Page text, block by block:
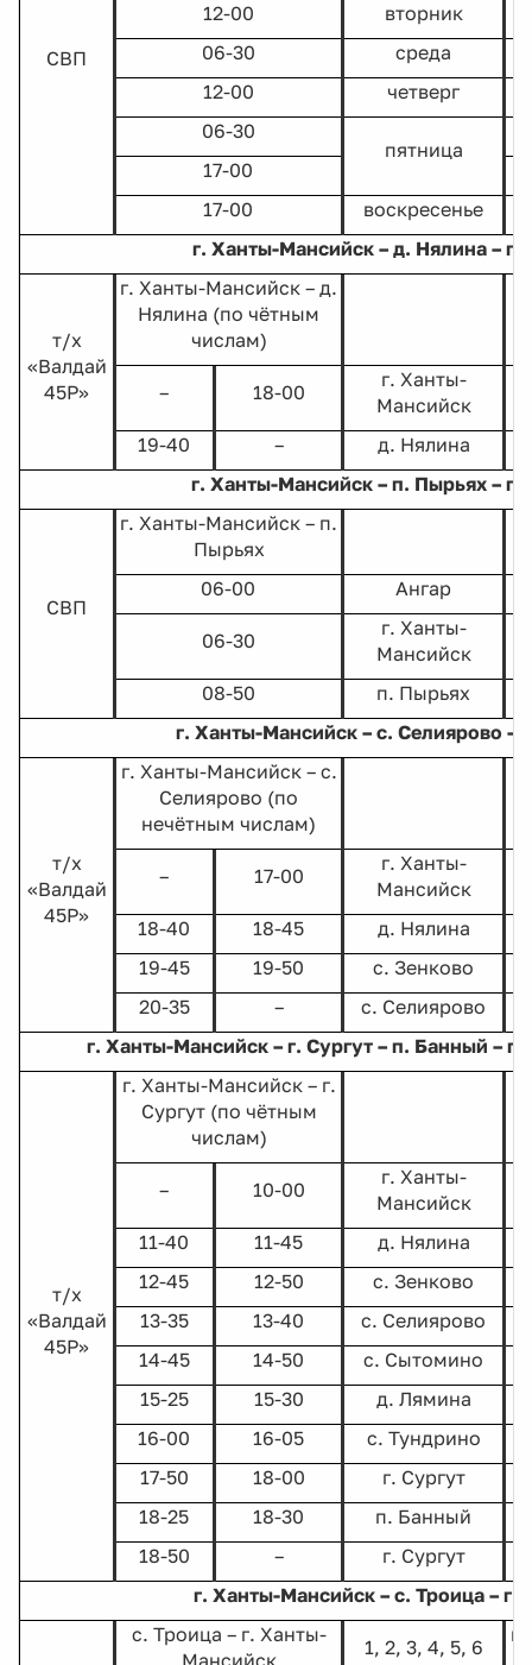
СВП
12-00
вторник
06-30
среда
12-00
четверг
06-30
пятница
17-00
17-00
воскресенье
г. Ханты-Мансийск – д. Нялина –
т/х
«Валдай
45Р»
г. Ханты-Мансийск – д.
Нялина (по чётным
числам)
– 18-00
г. Ханты-
Мансийск
19-40
–
д. Нялина
г. Ханты-Мансийск – п. Пырьях –
СВП
г. Ханты-Мансийск – п.
Пырьях
06-00 Ангар
06-30
г. Ханты-
Мансийск
08-50
п. Пырьях
г. Ханты-Мансийск – с. Селиярово –
т/х
«Валдай
45Р»
г. Ханты-Мансийск – с.
Селиярово (по
нечётным числам)
– 17-00
г. Ханты-
Мансийск
18-40
18-45
д. Нялина
19-45
19-50
с. Зенково
20-35
–
с. Селиярово
г. Ханты-Мансийск – г. Сургут – п. Банный –
т/х
«Валдай
45Р»
г. Ханты-Мансийск – г.
Сургут (по чётным
числам)
– 10-00
г. Ханты-
Мансийск
11-40
11-45
д. Нялина
12-45
12-50
с. Зенково
13-35
13-40
с. Селиярово
14-45
14-50
с. Сытомино
15-25
15-30
д. Лямина
16-00
16-05
с. Тундрино
17-50
18-00
г. Сургут
18-25
18-30
п. Банный
18-50
–
г. Сургут
г. Ханты-Мансийск – с. Троица –
с. Троица – г. Ханты-
Мансийск
1, 2, 3, 4, 5, 6